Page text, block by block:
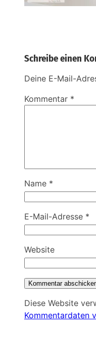
Schreibe einen
Deine E-Mail-
Kommentar *
Name *
E-Mail-Adresse *
Website
Diese Website
Kommentardaten